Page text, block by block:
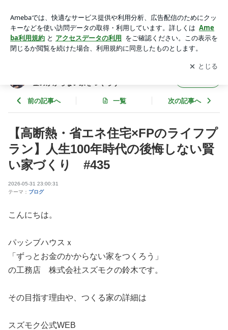
後悔しない賢い家づくり #435 | 【新築注文住宅】パッシブハ
ウスｘずっとお金のかからない家をつくろう
アプリをダウンロードして ブログの更新通知
を受け取りまし
ょう。
開く
金のかからない家をつくろう
前の記事へ 一覧 次の記事へ
【高断熱・省エネ住宅×FPのライフプ
ラン】人生100年時代の後悔しない賢
い家づくり #435
2026-05-31 23:00:31
テーマ： ブログ
こんにちは。
パッシブハウスｘ
「ずっとお金のかからない家をつくろう」
の工務店 株式会社スズモクの鈴木です。
その目指す理由や、つくる家の詳細は
スズモク公式WEB